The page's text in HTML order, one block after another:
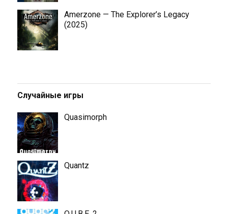
Amerzone — The Explorer’s Legacy
(2025)
Случайные игры
Quasimorph
Quantz